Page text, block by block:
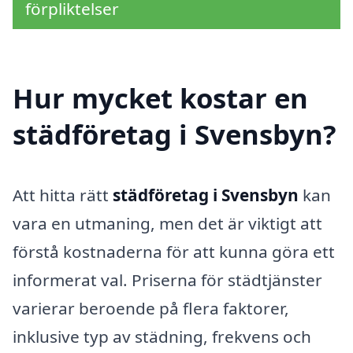
förpliktelser
Hur mycket kostar en
städföretag i Svensbyn?
Att hitta rätt städföretag i Svensbyn kan
vara en utmaning, men det är viktigt att
förstå kostnaderna för att kunna göra ett
informerat val. Priserna för städtjänster
varierar beroende på flera faktorer,
inklusive typ av städning, frekvens och